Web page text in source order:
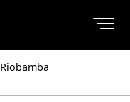
Riobamba